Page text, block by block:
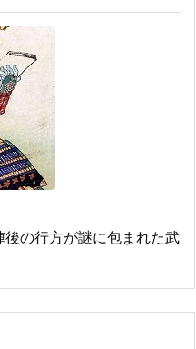
の行方が謎に包まれた武